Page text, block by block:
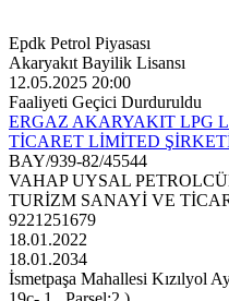
Epdk Petrol Piyasası
Akaryakıt Bayilik Lisansı
12.05.2025 20:00
Faaliyeti Geçici Durduruldu
ERGAZ AKARYAKIT LPG
TİCARET LİMİTED
BAY/939-82/45544
VAHAP UYSAL
TURİZM SANAYİ VE
9221251679
18.01.2022
18.01.2034
İsmetpaşa Mahallesi Kızılyol